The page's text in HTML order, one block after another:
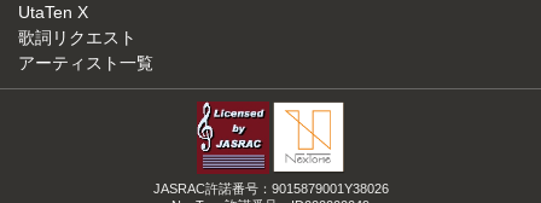
UtaTen X
歌詞リクエスト
アーティスト一覧
JASRAC許諾番号：9015879001Y38026